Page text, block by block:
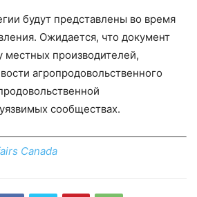
будут представлены во время
Ожидается, что документ
местных производителей,
агропродовольственного
сообществах.
Canada